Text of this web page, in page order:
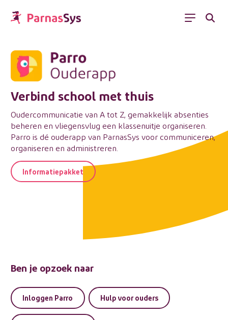
Parro Ouderapp
Verbind school met thuis
Oudercommunicatie van A tot Z, gemakkelijk absenties
beheren en vliegensvlug een klassenuitje organiseren.
Parro is dé ouderapp van ParnasSys voor communiceren,
organiseren en administreren.
Informatiepakket
Ben je opzoek naar
Inloggen Parro Hulp voor ouders